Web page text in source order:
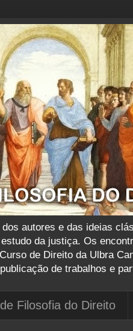
autores e das ideias
da justiça. Os
de Direito da Ulbra
de trabalhos e
Filosofia do Direito